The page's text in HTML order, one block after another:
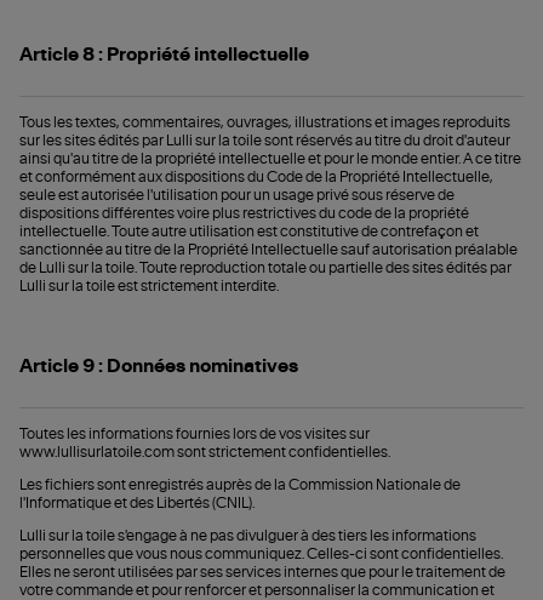
Article 8 : Propriété intellectuelle
Tous les textes, commentaires, ouvrages, illustrations et images reproduits
sur les sites édités par Lulli sur la toile sont réservés au titre du droit d'auteur
ainsi qu'au titre de la propriété intellectuelle et pour le monde entier. A ce titre
et conformément aux dispositions du Code de la Propriété Intellectuelle,
seule est autorisée l'utilisation pour un usage privé sous réserve de
dispositions différentes voire plus restrictives du code de la propriété
intellectuelle. Toute autre utilisation est constitutive de contrefaçon et
sanctionnée au titre de la Propriété Intellectuelle sauf autorisation préalable
de Lulli sur la toile. Toute reproduction totale ou partielle des sites édités par
Lulli sur la toile est strictement interdite.
Article 9 : Données nominatives
Toutes les informations fournies lors de vos visites sur
www.lullisurlatoile.com sont strictement confidentielles.
Les fichiers sont enregistrés auprès de la Commission Nationale de
l'Informatique et des Libertés (CNIL).
Lulli sur la toile s'engage à ne pas divulguer à des tiers les informations
personnelles que vous nous communiquez. Celles-ci sont confidentielles.
Elles ne seront utilisées par ses services internes que pour le traitement de
votre commande et pour renforcer et personnaliser la communication et